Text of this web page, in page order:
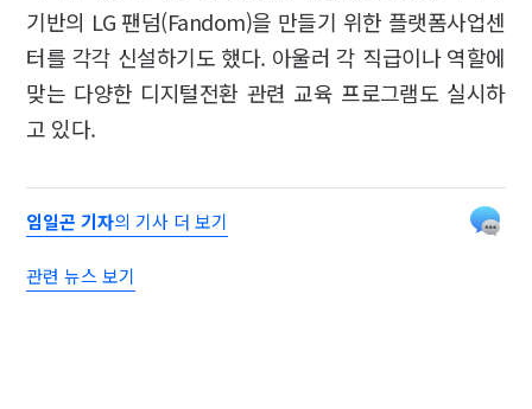
기반의 LG 팬덤(Fandom)을 만들기 위한 플랫폼사업센
터를 각각 신설하기도 했다. 아울러 각 직급이나 역할에
맞는 다양한 디지털전환 관련 교육 프로그램도 실시하
고 있다.
임일곤 기자의 기사 더 보기
관련 뉴스 보기